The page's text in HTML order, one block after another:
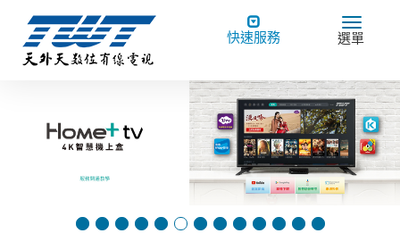
Toggle
navigation
快速服務
Toggle
選單